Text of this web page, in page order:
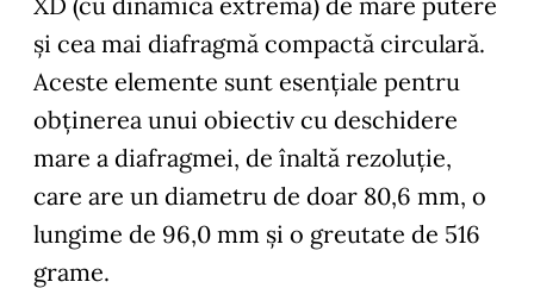
și cea mai diafragmă compactă circulară.
Aceste elemente sunt esențiale pentru
obținerea unui obiectiv cu deschidere
mare a diafragmei, de înaltă rezoluție,
care are un diametru de doar 80,6 mm, o
lungime de 96,0 mm și o greutate de 516
grame.